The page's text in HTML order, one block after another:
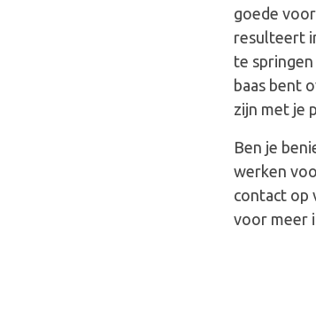
goede
resulteert
te
baas bent
zijn met je
Ben je
werken
contact op
voor meer